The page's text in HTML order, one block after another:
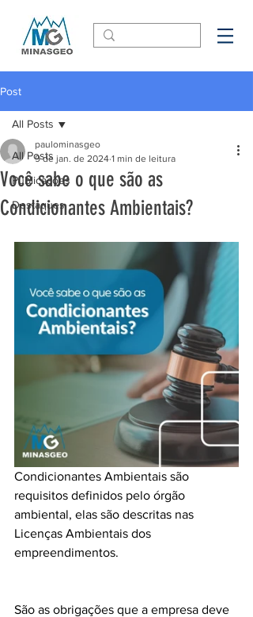
Post
All Posts
Publicações
Destaques
All Posts
Você sabe o que são as
Condicionantes Ambientais?
paulominasgeo
9 de jan. de 2024 1 min de leitura
Condicionantes Ambientais são
requisitos definidos pelo órgão
ambiental, elas são descritas nas
Licenças Ambientais dos
empreendimentos.
São as obrigações que a empresa deve